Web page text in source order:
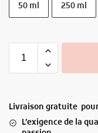
50 ml 250 ml
Livraison gratuite
L’exigence de la